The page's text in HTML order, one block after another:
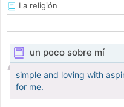
La religión
un poco sobre mí
simple and loving with
for me.